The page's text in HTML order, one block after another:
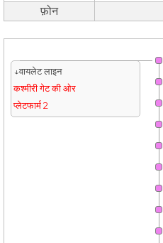
फ़ोन
↓वायलेट लाइन
कश्मीरी गेट की ओर
प्लेटफार्म 2